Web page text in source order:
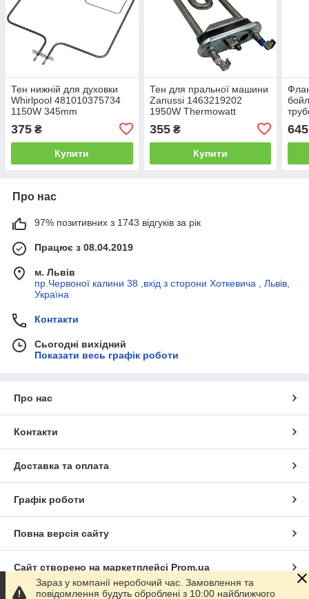
Тен нижній для духовки
Whirlpool 481010375734
1150W 345mm
375 ₴
Купити
Тен для пральної машини
Zanussi 1463219202
1950W Thermowatt
355₴
Купити
645
Про нас
97% позитивних з 1743 відгуків за рік
Працює з 08.04.2019
м. Львів
пр.Червоної калини 38 ,вхід з сторони Хоткевича , Львів,
Україна
Контакти
Сьогодні вихідний
Показати весь графік роботи
Про нас
Контакти
Доставка та оплата
Графік роботи
Повна версія сайту
Сайт створено на маркетплейсі Prom.ua
Зараз у компанії неробочий час. Замовлення та
повідомлення будуть оброблені з 10:00 найближчого